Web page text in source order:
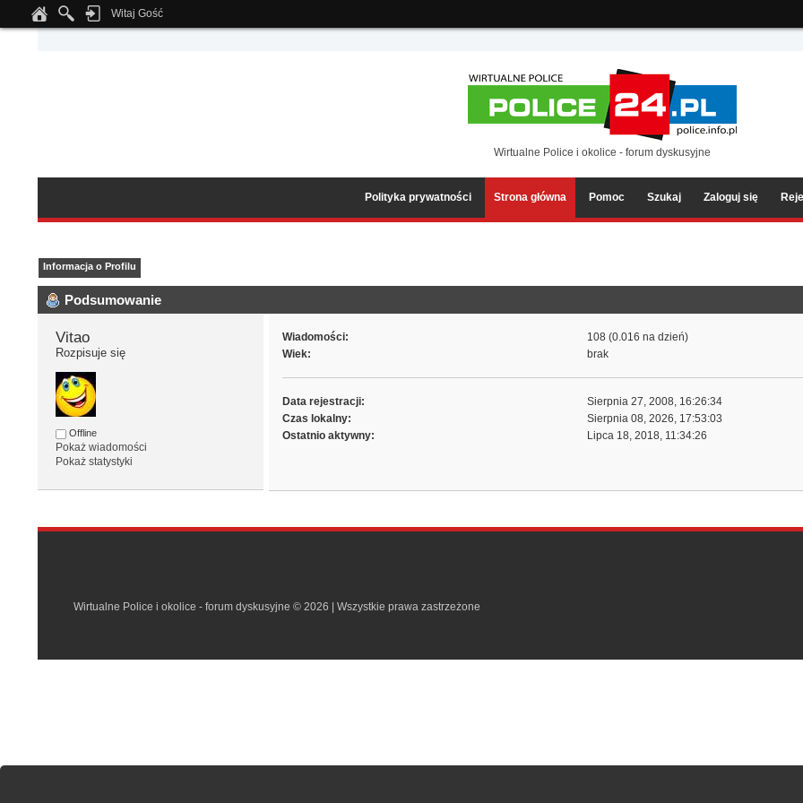
Notice: Undefined index: tapatalk_body_hook in
Witaj Gość
Wirtualne Police i okolice - forum dyskusyjne
Polityka prywatności Strona główna Pomoc Szukaj Zaloguj się
Informacja o Profilu
Podsumowanie
Vitao
Rozpisuje się
Offline
Pokaż wiadomości
Pokaż statystyki
Wiadomości:
108 (0.016 na dzień)
Wiek:
brak
Data rejestracji:
Sierpnia 27, 2008, 16:26:34
Czas lokalny:
Sierpnia 08, 2026, 17:53:03
Ostatnio aktywny:
Lipca 18, 2018, 11:34:26
Wirtualne Police i okolice - forum dyskusyjne © 2026 | Wszystkie prawa zastrzeżone